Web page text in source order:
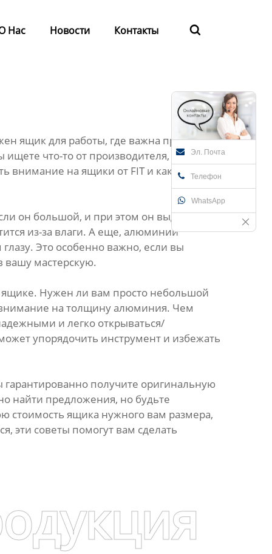
Нас Новости Контакты 
Эл. Почта
Телефон
WhatsApp
ящик для работы, где важна прочность и
что-то от производителя,
внимание на ящики от FIT и как
он большой, и при этом он выдержит
из-за влаги. А еще, алюминий
Это особенно важно, если вы
вашу мастерскую.
ящике. Нужен ли вам просто небольшой
внимание на толщину алюминия. Чем
и легко открываться/
упорядочить инструмент и избежать
получите оригинальную
найти предложения, но будьте
стоимость ящика нужного вам размера,
эти советы помогут вам сделать